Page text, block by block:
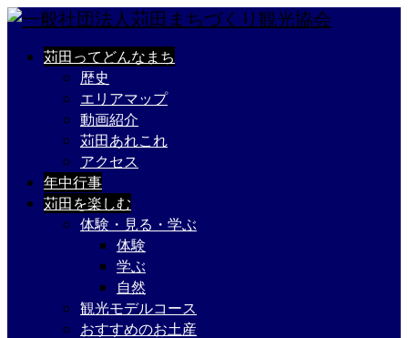
苅田ってどんなまち
歴史
エリアマップ
動画紹介
苅田あれこれ
アクセス
年中行事
苅田を楽しむ
体験・見る・学ぶ
体験
学ぶ
自然
観光モデルコース
おすすめのお土産